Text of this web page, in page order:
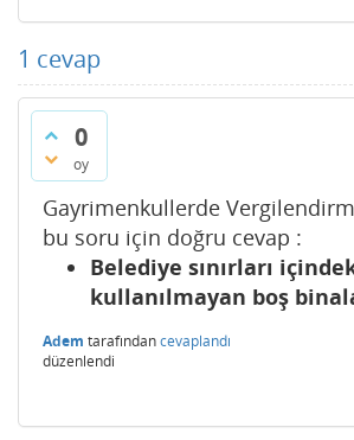
1 cevap
0
oy
Gayrimenkullerde
bu soru için doğru cevap :
Belediye sınırları
kullanılmayan boş
Adem tarafındancevaplandı
düzenlendi